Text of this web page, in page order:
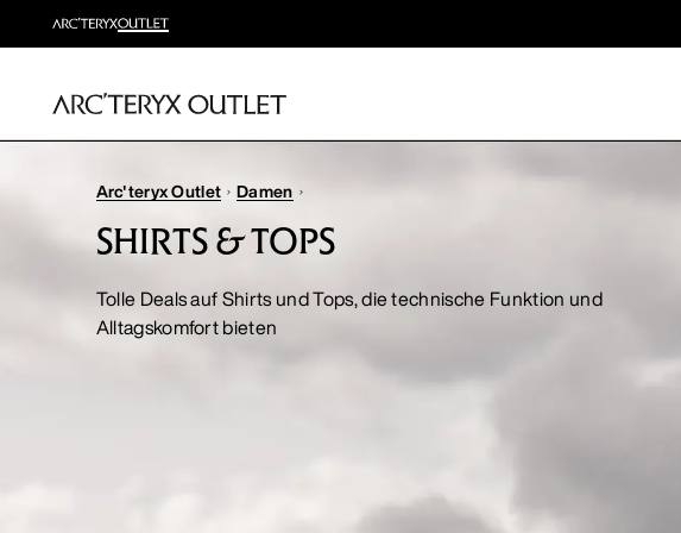
Arc'teryx Outlet Damen
SHIRTS & TOPS
Tolle Deals auf Shirts und Tops, die technische Funktion und
Alltagskomfort bieten